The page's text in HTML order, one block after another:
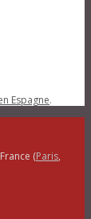
Espagne.
(Paris,